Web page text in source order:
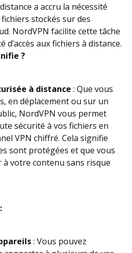
a accru la nécessité
fichiers stockés sur des
NordVPN facilite cette tâche
aux fichiers à distance.
?
à distance : Que vous
en déplacement ou sur un
NordVPN vous permet
sécurité à vos fichiers en
VPN chiffré. Cela signifie
sont protégées et que vous
à votre contenu sans risque
: Vous pouvez